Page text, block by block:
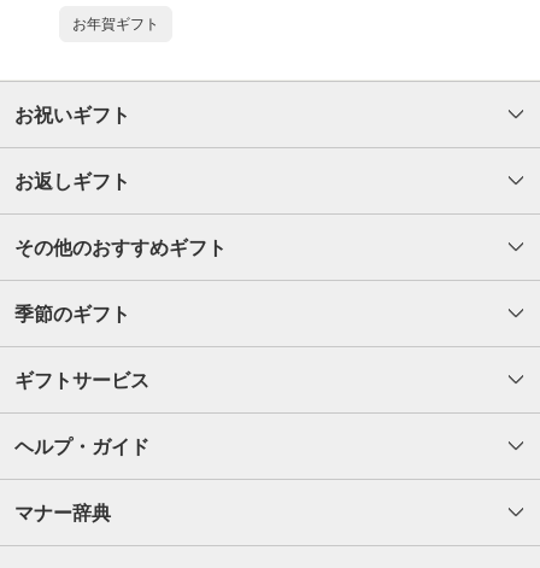
お年賀ギフト
お祝いギフト
お返しギフト
その他のおすすめギフト
季節のギフト
ギフトサービス
ヘルプ・ガイド
マナー辞典